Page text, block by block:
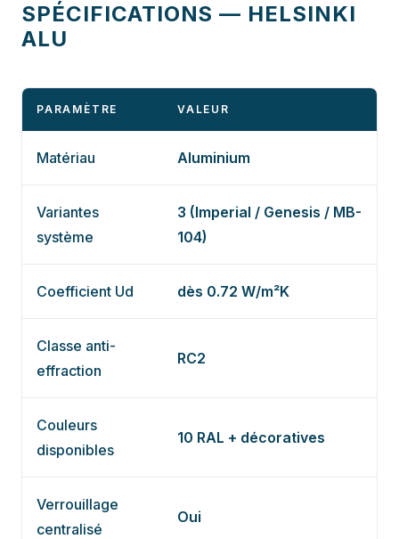
SPÉCIFICATIONS — HELSINKI
ALU
PARAMÈTRE VALEUR
Matériau Aluminium
Variantes
système
3 (Imperial / Genesis / MB-
104)
Coefficient Ud dès 0.72 W/m²K
Classe anti-
effraction
RC2
Couleurs
disponibles
10 RAL + décoratives
Verrouillage
centralisé
Oui